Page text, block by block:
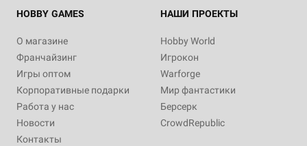
HOBBY GAMES
О магазине
Франчайзинг
Игры оптом
Корпоративные подарки
Работа у нас
Новости
Контакты
НАШИ ПРОЕКТЫ
Hobby World
Игрокон
Warforge
Мир фантастики
Берсерк
CrowdRepublic